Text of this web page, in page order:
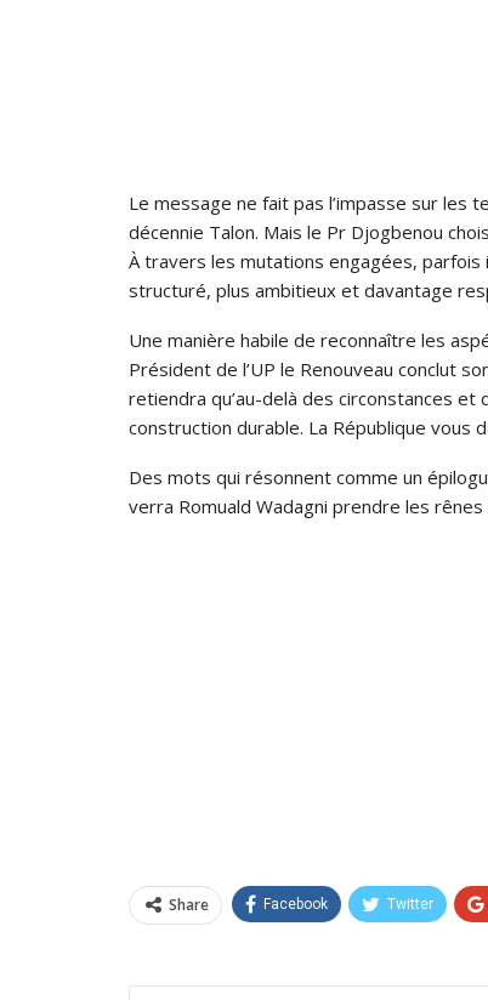
Le message ne fait pas l’impasse sur les
décennie Talon. Mais le Pr Djogbenou
À travers les mutations engagées, parfois
structuré, plus ambitieux et davantage
Une manière habile de reconnaître les
Président de l’UP le Renouveau conclut
retiendra qu’au-delà des circonstances et
construction durable. La République vous
Des mots qui résonnent comme un
verra Romuald Wadagni prendre les
Share Facebook Twitter